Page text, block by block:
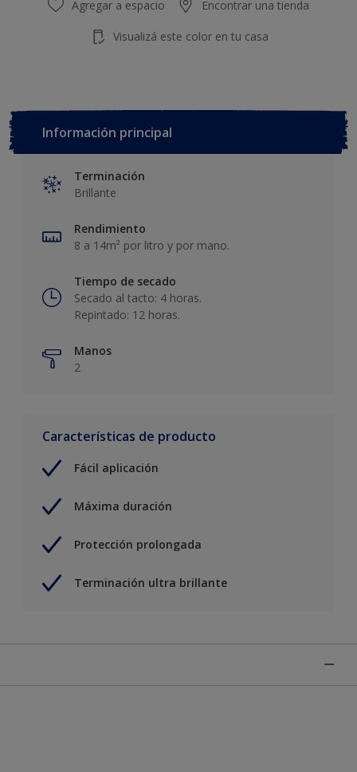
Agregar a espacio Encontrar una tienda
Visualizá este color en tu casa
Información principal
Terminación
Brillante
Rendimiento
8 a 14m² por litro y por mano.
Tiempo de secado
Secado al tacto: 4 horas.
Repintado: 12 horas.
Manos
2
Características de producto
Fácil aplicación
Máxima duración
Protección prolongada
Terminación ultra brillante